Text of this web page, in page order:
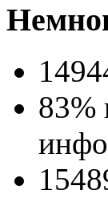
83%